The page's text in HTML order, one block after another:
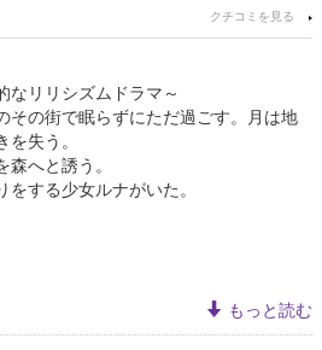
なリリシズムドラマ～
その街で眠らずにただ過ごす。月は地
失う。
へと誘う。
する少女ルナがいた。
もっと読む